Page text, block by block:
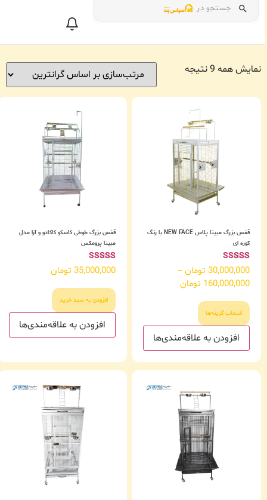
جستجو در
نمایش همه 9 نتیجه
قفس بزرگ مبینا پلاس NEW FACE با رنگ
کوره ای
امتیاز
5.00
از 5
30,000,000 تومان –
160,000,000 تومان
انتخاب گزینه‌ها
افزودن به علاقه‌مندی‌ها
قفس بزرگ طوطی کاسکو کاکادو و آرا مدل
مبینا پرومکس
امتیاز
5.00
35,000,000 تومان
افزودن به سبد خرید
افزودن به علاقه‌مندی‌ها